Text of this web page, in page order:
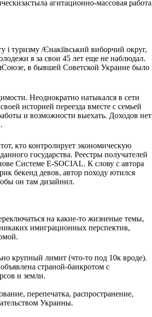
агитационно-массовая работа
і туризму /Єнакіївський виборчий округ,
я за свои 45 лет еще не наблюдал.
в бывшей Советской Украине было
Неоднократно натыкался в сети
историей переезда вместе с семьей
и возможности выехать. Доходов нет
кто контролирует экономическую
государства. Реестры получателей
Системе E-SOCIAL. К слову с автора
бекенд девов, автор походу ютился
он там дизайнил.
на какие-то жизненые темы,
имиграционных перспектив,
крупный лимит (что-то под 10к вроде).
страной-банкротом с
и земли.
перепечатка, распространение,
Украины.